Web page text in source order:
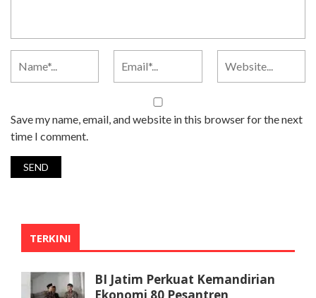
Save my name, email, and website in this browser for the next
time I comment.
TERKINI
BI Jatim Perkuat Kemandirian